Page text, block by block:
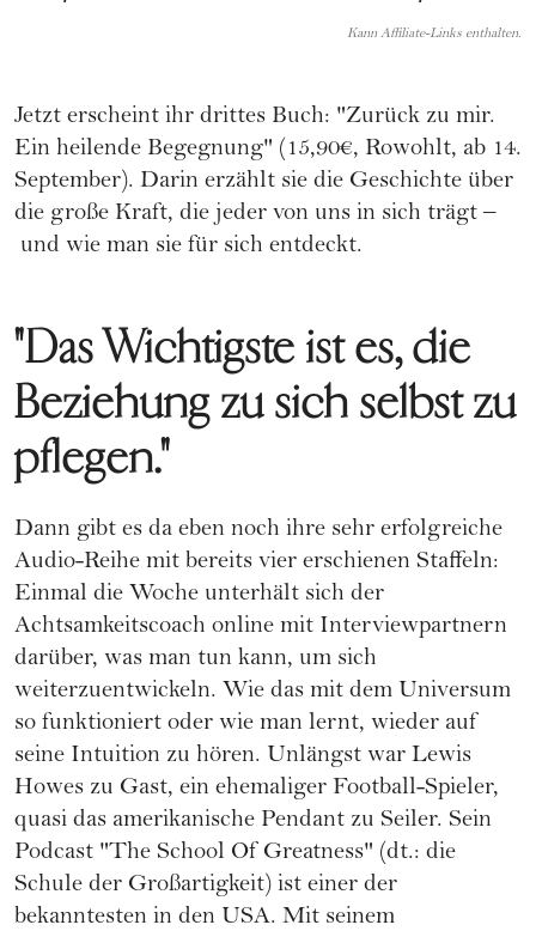
Kann Affiliate-Links enthalten.
Jetzt erscheint ihr drittes Buch: "Zurück zu mir.
Ein heilende Begegnung" (15,90€, Rowohlt, ab 14.
September). Darin erzählt sie die Geschichte über
die große Kraft, die jeder von uns in sich trägt –
und wie man sie für sich entdeckt.
"Das Wichtigste ist es, die
Beziehung zu sich selbst zu
pflegen."
Dann gibt es da eben noch ihre sehr erfolgreiche
Audio-Reihe mit bereits vier erschienen Staffeln:
Einmal die Woche unterhält sich der
Achtsamkeitscoach online mit Interviewpartnern
darüber, was man tun kann, um sich
weiterzuentwickeln. Wie das mit dem Universum
so funktioniert oder wie man lernt, wieder auf
seine Intuition zu hören. Unlängst war Lewis
Howes zu Gast, ein ehemaliger Football-Spieler,
quasi das amerikanische Pendant zu Seiler. Sein
Podcast "The School Of Greatness" (dt.: die
Schule der Großartigkeit) ist einer der
bekanntesten in den USA. Mit seinem